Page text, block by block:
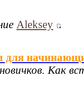
Aleksey
для
Как